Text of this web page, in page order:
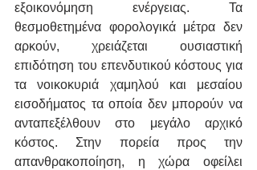
εξοικονόμηση ενέργειας. Τα
θεσμοθετημένα φορολογικά μέτρα δεν
αρκούν, χρειάζεται ουσιαστική
επιδότηση του επενδυτικού κόστους για
τα νοικοκυριά χαμηλού και μεσαίου
εισοδήματος τα οποία δεν μπορούν να
ανταπεξέλθουν στο μεγάλο αρχικό
κόστος. Στην πορεία προς την
απανθρακοποίηση, η χώρα οφείλει